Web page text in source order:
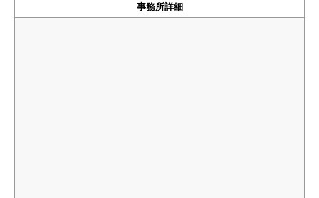
事務所詳細